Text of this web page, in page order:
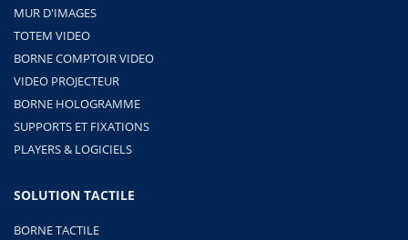
MUR D'IMAGES
TOTEM VIDEO
BORNE COMPTOIR VIDEO
VIDEO PROJECTEUR
BORNE HOLOGRAMME
SUPPORTS ET FIXATIONS
PLAYERS & LOGICIELS
SOLUTION TACTILE
BORNE TACTILE